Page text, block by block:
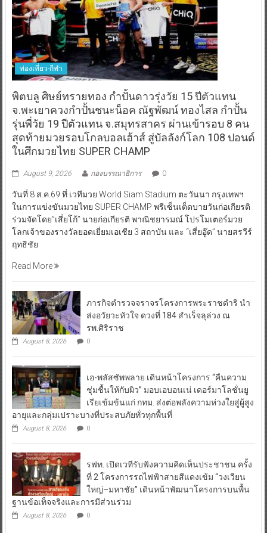
ท่องเที่ยว-กีฬา
พิตบลู ศิษย์ทรายทอง กำปั้นดาวรุ่งวัย 15 ปีตัวแทน
จ.พะเยาควงกำปั้นชนะน็อค ณัฐพัฒน์ ทองไสล กำปั้น
รุ่นพี่วัย 19 ปีตัวแทน จ.สมุทรสาคร ผ่านเข้ารอบ 8 คน
สุดท้ายมวยรอบโกลบอลเฮ้าส์ สู่บัลลังก์โลก 108 ปอนด์
ในศึกมวยไทย SUPER CHAMP
August 9, 2026 กองบรรณาธิการ 0
วันที่ 8 ส.ค.69 ที่ เวทีมวย World Siam Stadium ตะวันนา กรุงเทพฯ
ในการแข่งขันมวยไทย SUPER CHAMP พรีเซ็นเต็ดบายวันก่อเกียรติ
ร่วมจัดโดย”เสี่ยโก้” นายก่อเกียรติ พาณิชยารมณ์ โปรโมเตอร์มวย
โลกเจ้าของรางวัลยอดเยี่ยมเอเชีย 3 สถาบัน และ “เสี่ยอู๊ด” นายสรวีร์
ฤทธิชัย
Read More
ภารกิจตำรวจจราจรโครงการพระราชดำริ นำ
ส่งอวัยวะหัวใจ ดวงที่ 184 สำเร็จลุล่วง ณ
รพ.ศิริราช
August 8, 2026 0
เอ-พลัสซัพพลาย เดินหน้าโครงการ “คืนความ
ชุ่มชื้นให้กับผิว” มอบเอบอนเน่ เดอร์มาโลชั่นยู
เรียเข้มข้นแก่ กทม. ส่งต่อพลังความห่วงใยสู่ผู้สูง
อายุและกลุ่มเปราะบางที่ประสบภัยทั่วทุกพื้นที่
August 8, 2026 0
รฟท. เปิดเวทีรับฟังความคิดเห็นประชาชน ครั้ง
ที่ 2 โครงการรถไฟฟ้าสายสีแดงเข้ม “วงเวียน
ใหญ่–มหาชัย” เดินหน้าพัฒนาโครงการบนพื้น
ฐานข้อเท็จจริงและการมีส่วนร่วม
August 8, 2026 0